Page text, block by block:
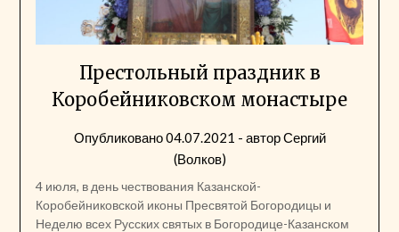
Престольный праздник в
Коробейниковском монастыре
Опубликовано04.07.2021 - авторСергий
(Волков)
4 июля, в день чествования Казанской-
Коробейниковской иконы Пресвятой Богородицы и
Неделю всех Русских святых в Богородице-Казанском